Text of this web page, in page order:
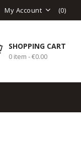
My Account (0)
SHOPPING CART
0 item - €0.00